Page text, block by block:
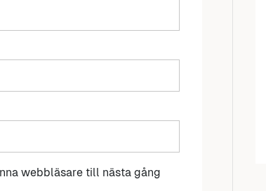
webbläsare till nästa gång